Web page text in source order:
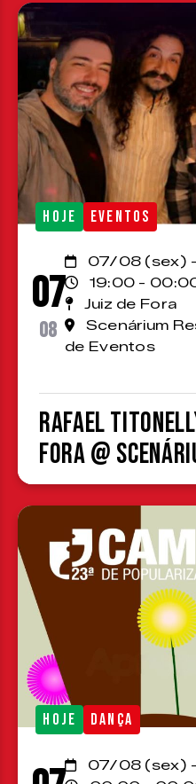
HOJE EVENTOS
07
08
07/08 (sex)
19:00 -
Juiz de Fora
Scenárium
de Eventos
Rafael
Fora @
HOJE DANÇA
07/08 (sex)